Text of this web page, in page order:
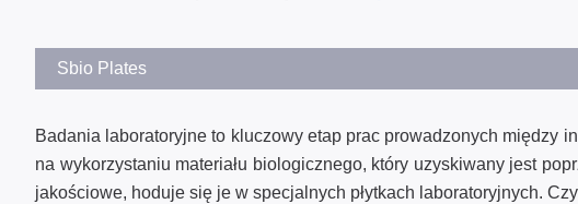
Sbio Plates
Badania laboratoryjne to kluczowy etap prac prowadzonych między
na wykorzystaniu materiału biologicznego, który uzyskiwany jest
jakościowe, hoduje się je w specjalnych płytkach laboratoryjnych.